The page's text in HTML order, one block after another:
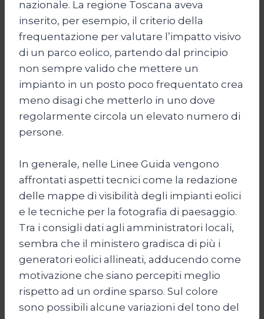
nazionale. La regione Toscana aveva
inserito, per esempio, il criterio della
frequentazione per valutare l’impatto visivo
di un parco eolico, partendo dal principio
non sempre valido che mettere un
impianto in un posto poco frequentato crea
meno disagi che metterlo in uno dove
regolarmente circola un elevato numero di
persone.
In generale, nelle Linee Guida vengono
affrontati aspetti tecnici come la redazione
delle mappe di visibilità degli impianti eolici
e le tecniche per la fotografia di paesaggio.
Tra i consigli dati agli amministratori locali,
sembra che il ministero gradisca di più i
generatori eolici allineati, adducendo come
motivazione che siano percepiti meglio
rispetto ad un ordine sparso. Sul colore
sono possibili alcune variazioni del tono del